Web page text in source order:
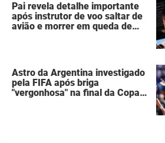
Pai revela detalhe importante
após instrutor de voo saltar de
avião e morrer em queda de
Astro da Argentina investigado
pela FIFA após briga
"vergonhosa" na final da Copa